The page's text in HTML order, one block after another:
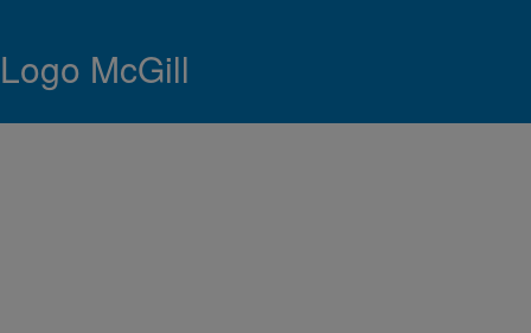
Logo McGill